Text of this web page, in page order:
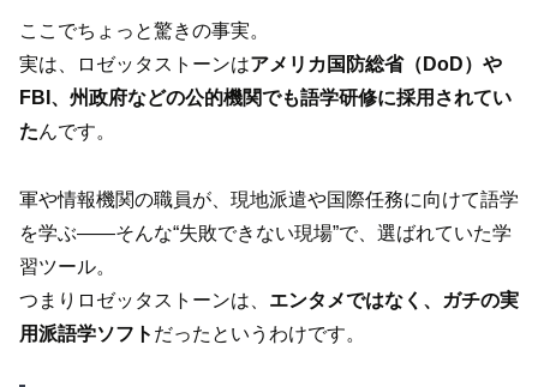
ここでちょっと驚きの事実。
実は、ロゼッタストーンはアメリカ国防総省（DoD）や
FBI、州政府などの公的機関でも語学研修に採用されてい
たんです。
軍や情報機関の職員が、現地派遣や国際任務に向けて語学
を学ぶ――そんな“失敗できない現場”で、選ばれていた学
習ツール。
つまりロゼッタストーンは、 エンタメではなく、ガチの実
用派語学ソフト だったというわけです。